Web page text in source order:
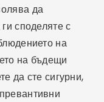
да
споделяте с
на
на бъдещи
да сте сигурни,